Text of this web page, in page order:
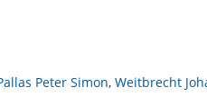
Peter Simon Weitbrecht